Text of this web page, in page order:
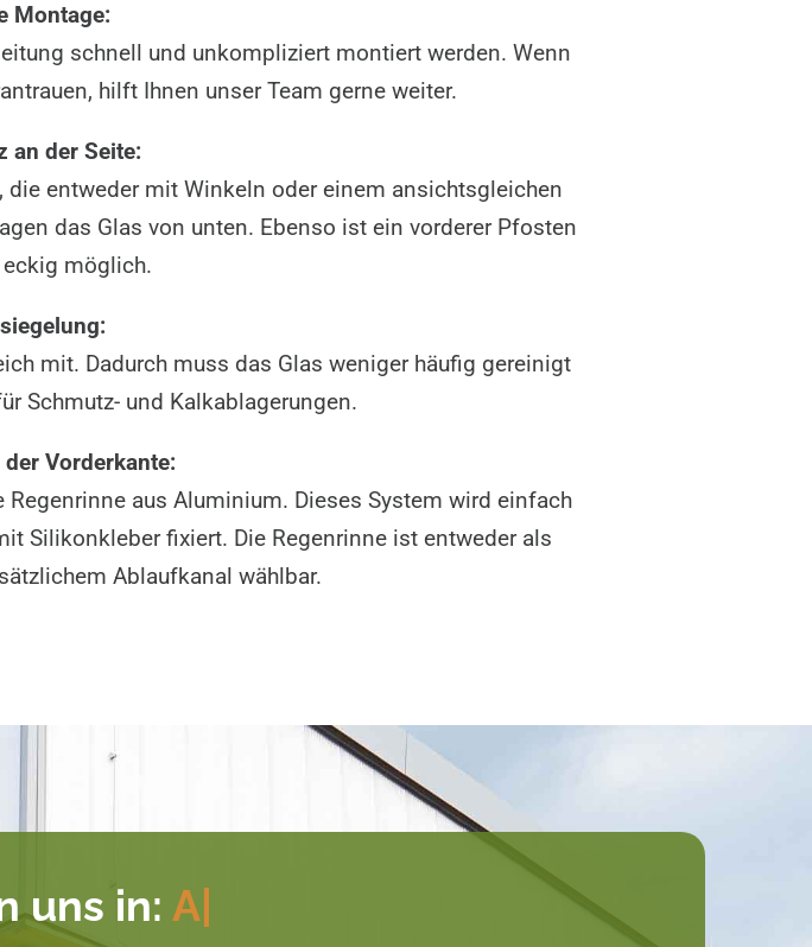
Montage:
schnell und unkompliziert montiert werden. Wenn
hilft Ihnen unser Team gerne weiter.
an der Seite:
entweder mit Winkeln oder einem ansichtsgleichen
das Glas von unten. Ebenso ist ein vorderer Pfosten
möglich.
mit. Dadurch muss das Glas weniger häufig gereinigt
Schmutz- und Kalkablagerungen.
Vorderkante:
aus Aluminium. Dieses System wird einfach
Silikonkleber fixiert. Die Regenrinne ist entweder als
Ablaufkanal wählbar.
uns in:Be